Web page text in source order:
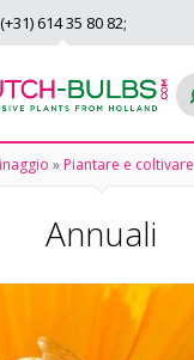
(+31) 614 35 80 82;
» Piantare e coltivare
Annuali